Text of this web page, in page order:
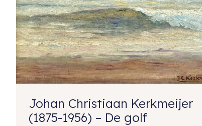
Johan Christiaan Kerkmeijer
(1875-1956) – De golf